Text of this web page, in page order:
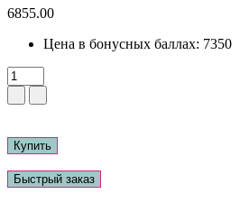
6855.00
Цена в бонусных баллах: 7350
Купить
Быстрый заказ